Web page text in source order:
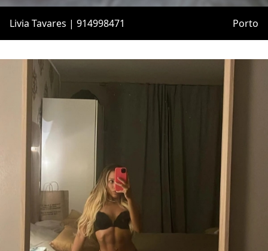
Livia Tavares | 914998471 Porto